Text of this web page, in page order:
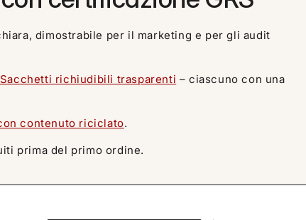
dimostrabile per il marketing e per gli audit
Sacchetti richiudibili trasparenti – ciascuno con una
contenuto riciclato.
prima del primo ordine.